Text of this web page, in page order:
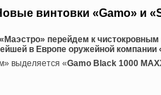
винтовки «Gamo» и
«Маэстро» перейдем к
в Европе оружейной компании
выделяется «Gamo Black 1000